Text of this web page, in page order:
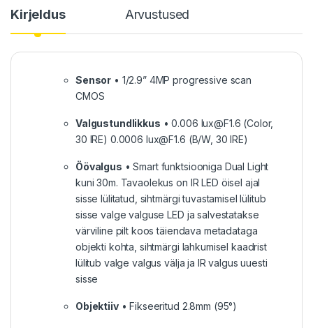
Kirjeldus Arvustused
Sensor • 1/2.9” 4MP progressive scan
CMOS
Valgustundlikkus • 0.006 lux@F1.6 (Color,
30 IRE) 0.0006 lux@F1.6 (B/W, 30 IRE)
Öövalgus • Smart funktsiooniga Dual Light
kuni 30m. Tavaolekus on IR LED öisel ajal
sisse lülitatud, sihtmärgi tuvastamisel lülitub
sisse valge valguse LED ja salvestatakse
värviline pilt koos täiendava metadataga
objekti kohta, sihtmärgi lahkumisel kaadrist
lülitub valge valgus välja ja IR valgus uuesti
sisse
Objektiiv• Fikseeritud 2.8mm (95°)